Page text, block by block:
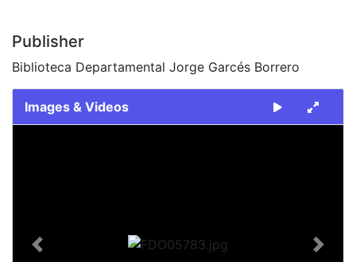
Publisher
Biblioteca Departamental Jorge Garcés Borrero
Images & Videos
Previous Next